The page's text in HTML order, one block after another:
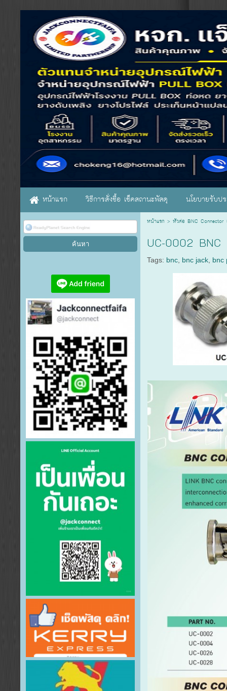
หน้าแรก วิธีการสั่งซื้อ เช็คสถานะพัสดุ นโยบายรับป
หน้าแรก > หัวต่อ BNC Connector
UC-0002 BNC
Tags: bnc bnc jack bnc